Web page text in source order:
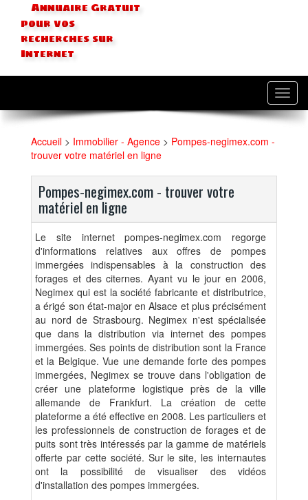
Annuaire Gratuit
pour vos
recherches sur
Internet
Accueil > Immobilier - Agence > Pompes-negimex.com -
trouver votre matériel en ligne
Pompes-negimex.com - trouver votre
matériel en ligne
Le site internet pompes-negimex.com regorge
d'informations relatives aux offres de pompes
immergées indispensables à la construction des
forages et des citernes. Ayant vu le jour en 2006,
Negimex qui est la société fabricante et distributrice,
a érigé son état-major en Alsace et plus précisément
au nord de Strasbourg. Negimex n'est spécialisée
que dans la distribution via internet des pompes
immergées. Ses points de distribution sont la France
et la Belgique. Vue une demande forte des pompes
immergées, Negimex se trouve dans l'obligation de
créer une plateforme logistique près de la ville
allemande de Frankfurt. La création de cette
plateforme a été effective en 2008. Les particuliers et
les professionnels de construction de forages et de
puits sont très intéressés par la gamme de matériels
offerte par cette société. Sur le site, les internautes
ont la possibilité de visualiser des vidéos
d'installation des pompes immergées.